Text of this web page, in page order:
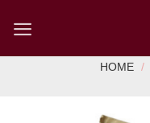
content
HOME /